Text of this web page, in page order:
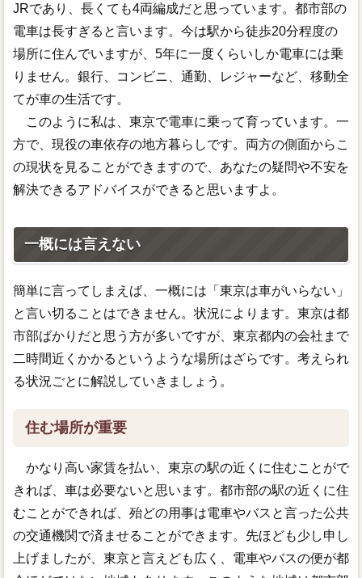
JRであり、長くても4両編成だと思っています。都市部の
電車は長すぎると言います。今は駅から徒歩20分程度の
場所に住んでいますが、5年に一度くらいしか電車には乗
りません。銀行、コンビニ、通勤、レジャーなど、移動全
てが車の生活です。
このように私は、東京で電車に乗って育っています。一
方で、現役の車依存の地方暮らしです。両方の側面からこ
の現状を見ることができますので、あなたの疑問や不安を
解決できるアドバイスができると思いますよ。
一概には言えない
簡単に言ってしまえば、一概には「東京は車がいらない」
と言い切ることはできません。状況によります。東京は都
市部ばかりだと思う方が多いですが、東京都内の会社まで
二時間近くかかるというような場所はざらです。考えられ
る状況ごとに解説していきましょう。
住む場所が重要
かなり高い家賃を払い、東京の駅の近くに住むことがで
きれば、車は必要ないと思います。都市部の駅の近くに住
むことができれば、殆どの用事は電車やバスと言った公共
の交通機関で済ませることができます。先ほども少し申し
上げましたが、東京と言えども広く、電車やバスの便が都